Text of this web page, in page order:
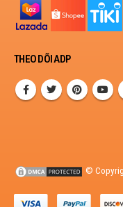
THEO DÕI ADP
©